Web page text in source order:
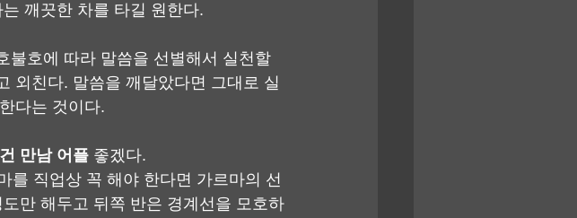
깨끗한 차를 타길 원한다.
불호에 따라 말씀을 선별해서 실천할
외친다. 말씀을 깨달았다면 그대로 실
다는 것이다.
만남 어플 좋겠다.
를 직업상 꼭 해야 한다면 가르마의 선
만 해두고 뒤쪽 반은 경계선을 모호하